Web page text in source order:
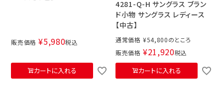
販売価格 ¥5,980税込
カートに入れる
4281-Q-H サングラス ブラン
ド小物 サングラス レディース
【中古】
通常価格 ¥54,800
販売価格 ¥21,920税込
カートに入れる